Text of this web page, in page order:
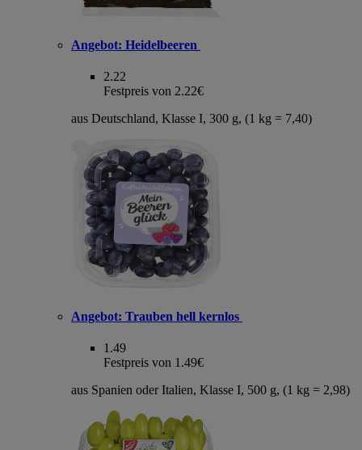
Angebot: Heidelbeeren
2.22
Festpreis von 2.22€
aus Deutschland, Klasse I, 300 g, (1 kg = 7,40)
Angebot: Trauben hell kernlos
1.49
Festpreis von 1.49€
aus Spanien oder Italien, Klasse I, 500 g, (1 kg = 2,98)